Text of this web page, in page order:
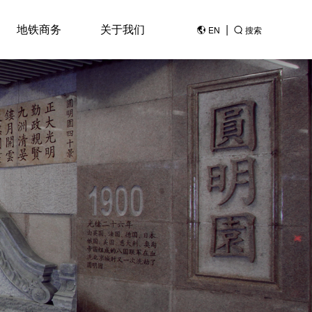
地铁商务 关于我们 EN | 搜索